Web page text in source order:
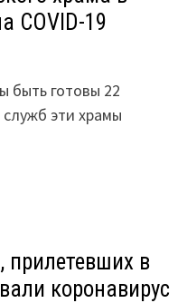
COVID-19
быть готовы 22
эти храмы
прилетевших в
коронавирус